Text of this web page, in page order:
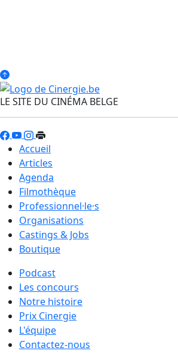
LE SITE DU CINÉMA BELGE
Accueil
Articles
Agenda
Filmothèque
Professionnel·le·s
Organisations
Castings & Jobs
Boutique
Podcast
Les concours
Notre histoire
Prix Cinergie
L'équipe
Contactez-nous